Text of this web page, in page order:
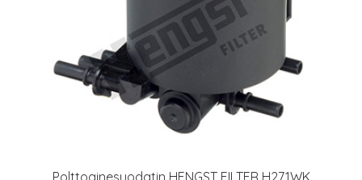
Polttoainesuodatin HENGST FILTER H271WK